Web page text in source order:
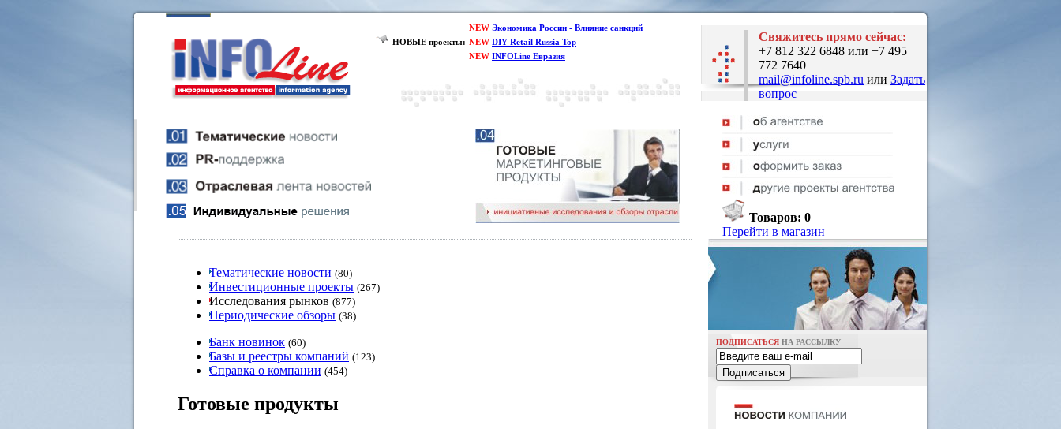
НОВЫЕ проекты:
NEW Экономика России - Влияние санкций
NEW DIY Retail Russia Top
NEW INFOLine Евразия
Свяжитесь прямо сейчас:
+7 812 322 6848 или +7 495
772 7640
mail@infoline.spb.ru или Задать
вопрос
Товаров: 0
Перейти в магазин
Тематические новости (80)
Инвестиционные проекты (267)
Исследования рынков (877)
Периодические обзоры (38)
Банк новинок (60)
Базы и реестры компаний (123)
Справка о компании (454)
Готовые продукты
ПОДПИСАТЬСЯ НА РАССЫЛКУ